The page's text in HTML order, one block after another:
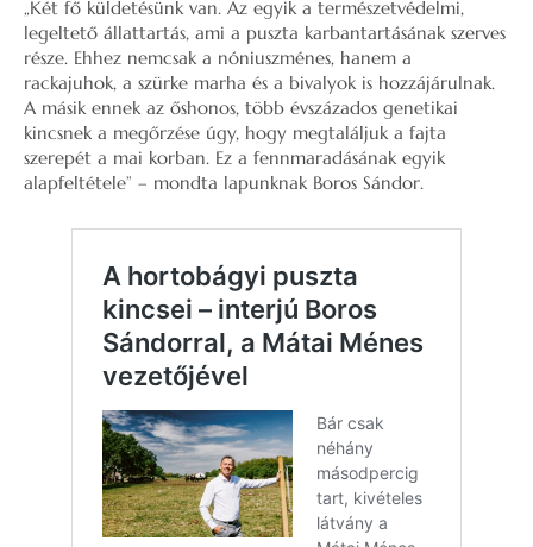
„Két fő küldetésünk van. Az egyik a természetvédelmi,
legeltető állattartás, ami a puszta karbantartásának szerves
része. Ehhez nemcsak a nóniuszménes, hanem a
rackajuhok, a szürke marha és a bivalyok is hozzájárulnak.
A másik ennek az őshonos, több évszázados genetikai
kincsnek a megőrzése úgy, hogy megtaláljuk a fajta
szerepét a mai korban. Ez a fennmaradásának egyik
alapfeltétele” – mondta lapunknak Boros Sándor.